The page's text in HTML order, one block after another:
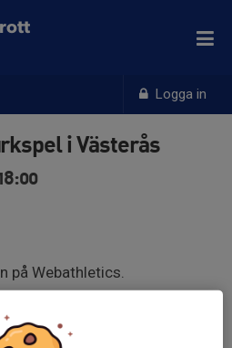
Logga in
i Västerås
på Webathletics.